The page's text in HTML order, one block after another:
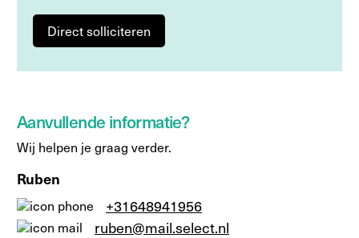
Direct solliciteren
Aanvullende informatie?
Wij helpen je graag verder.
Ruben
+31648941956
ruben@mail.select.nl